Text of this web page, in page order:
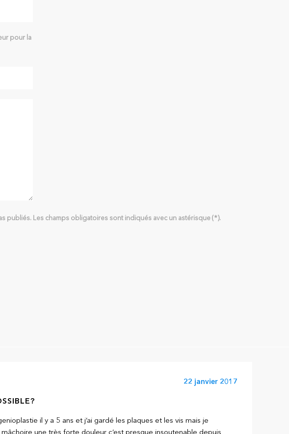
pour la
publiés. Les champs obligatoires sont indiqués avec un astérisque (*).
22 janvier 2017
il y a 5 ans et j’ai gardé les plaques et les vis mais je